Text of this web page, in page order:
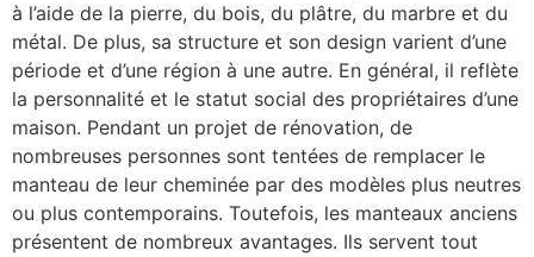
à l’aide de la pierre, du bois, du plâtre, du marbre et du
métal. De plus, sa structure et son design varient d’une
période et d’une région à une autre. En général, il reflète
la personnalité et le statut social des propriétaires d’une
maison. Pendant un projet de rénovation, de
nombreuses personnes sont tentées de remplacer le
manteau de leur cheminée par des modèles plus neutres
ou plus contemporains. Toutefois, les manteaux anciens
présentent de nombreux avantages. Ils servent tout